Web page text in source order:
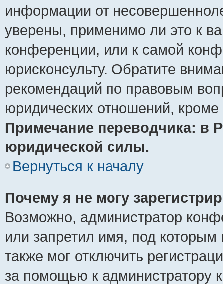
информации от
уверены, применимо ли это к
конференции, или к самой
юрисконсульту. Обратите
рекомендаций по правовым
юридических отношений,
Примечание переводчика: в
юридической силы.
Вернуться к началу
Почему я не могу
Возможно, администратор
или запретил имя, под которым
также мог отключить
за помощью к администратору